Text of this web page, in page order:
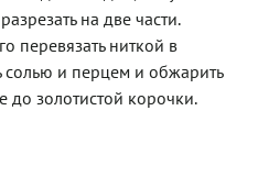
на две части.
перевязать ниткой в
солью и перцем и обжарить
до золотистой корочки.